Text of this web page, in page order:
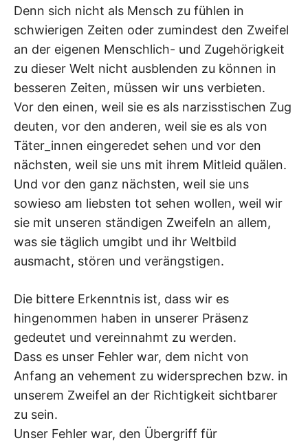
Denn sich nicht als Mensch zu fühlen in
schwierigen Zeiten oder zumindest den Zweifel
an der eigenen Menschlich- und Zugehörigkeit
zu dieser Welt nicht ausblenden zu können in
besseren Zeiten, müssen wir uns verbieten.
Vor den einen, weil sie es als narzisstischen Zug
deuten, vor den anderen, weil sie es als von
Täter_innen eingeredet sehen und vor den
nächsten, weil sie uns mit ihrem Mitleid quälen.
Und vor den ganz nächsten, weil sie uns
sowieso am liebsten tot sehen wollen, weil wir
sie mit unseren ständigen Zweifeln an allem,
was sie täglich umgibt und ihr Weltbild
ausmacht, stören und verängstigen.
Die bittere Erkenntnis ist, dass wir es
hingenommen haben in unserer Präsenz
gedeutet und vereinnahmt zu werden.
Dass es unser Fehler war, dem nicht von
Anfang an vehement zu widersprechen bzw. in
unserem Zweifel an der Richtigkeit sichtbarer
zu sein.
Unser Fehler war, den Übergriff für